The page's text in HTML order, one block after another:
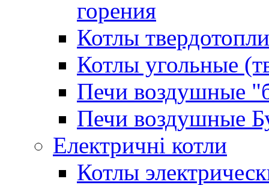
горения
Котлы
Котлы угольные
Печи воздушные
Печи воздушные
Електричні котли
Котлы